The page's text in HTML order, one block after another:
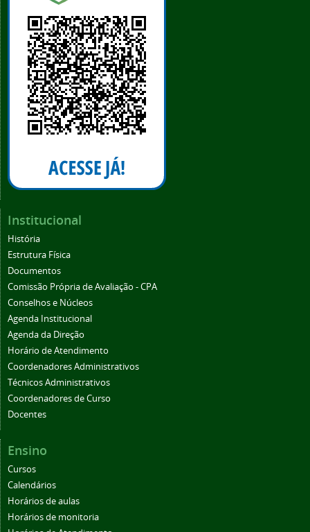
Institucional
História
Estrutura Física
Documentos
Comissão Própria de Avaliação - CPA
Conselhos e Núcleos
Agenda Institucional
Agenda da Direção
Horário de Atendimento
Coordenadores Administrativos
Técnicos Administrativos
Coordenadores de Curso
Docentes
Ensino
Cursos
Calendários
Horários de aulas
Horários de monitoria